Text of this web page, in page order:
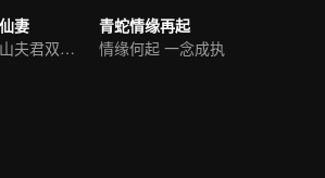
妻
鬼马仙妻冰山夫君双向攻略
青蛇情缘再起
情缘何起 一念成执